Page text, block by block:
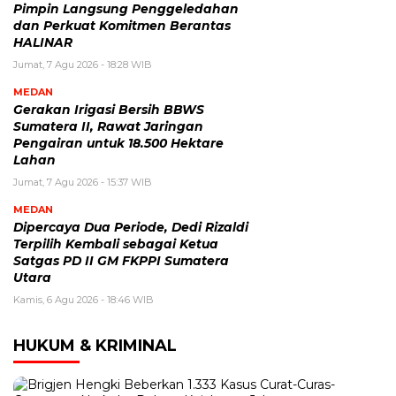
Pimpin Langsung Penggeledahan
dan Perkuat Komitmen Berantas
HALINAR
Jumat, 7 Agu 2026 - 18:28 WIB
MEDAN
Gerakan Irigasi Bersih BBWS
Sumatera II, Rawat Jaringan
Pengairan untuk 18.500 Hektare
Lahan
Jumat, 7 Agu 2026 - 15:37 WIB
MEDAN
Dipercaya Dua Periode, Dedi Rizaldi
Terpilih Kembali sebagai Ketua
Satgas PD II GM FKPPI Sumatera
Utara
Kamis, 6 Agu 2026 - 18:46 WIB
HUKUM & KRIMINAL